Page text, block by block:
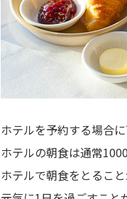
ホテルを予約する場合
ホテルの朝食は通常
ホテルで朝食をとるこ